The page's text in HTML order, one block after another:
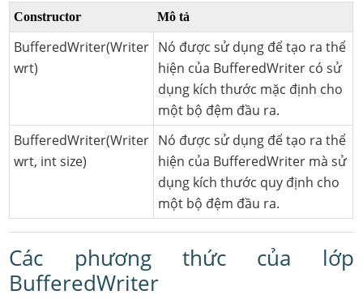
Constructor Mô tả
BufferedWriter(Writer
wrt)
Nó được sử dụng để tạo ra thể
hiện của BufferedWriter có sử
dụng kích thước mặc định cho
một bộ đệm đầu ra.
BufferedWriter(Writer
wrt, int size)
Nó được sử dụng để tạo ra thể
hiện của BufferedWriter mà sử
dụng kích thước quy định cho
một bộ đệm đầu ra.
Các phương thức của lớp
BufferedWriter